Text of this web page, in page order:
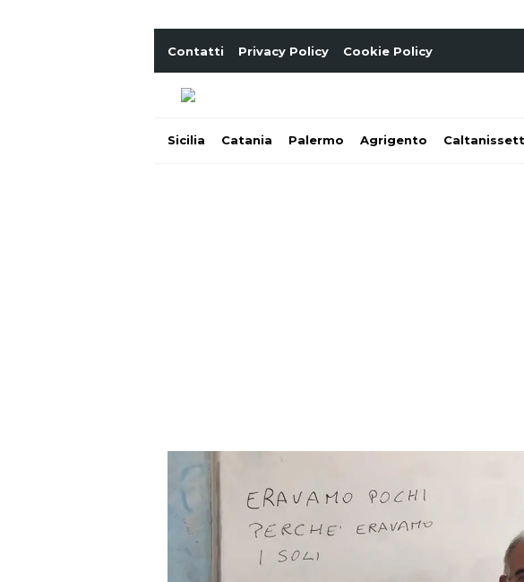
Contatti Privacy Policy Cookie Policy
Sicilia Catania Palermo Agrigento